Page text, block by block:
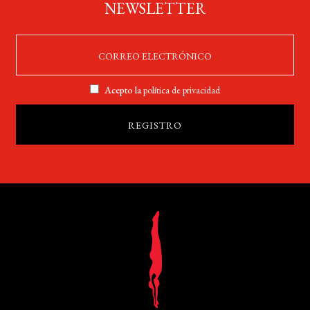
NEWSLETTER
Acepto lapolítica de privacidad